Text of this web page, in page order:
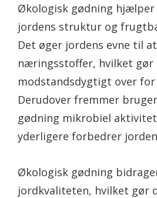
Økologisk gødning
jordens struktur og
Det øger jordens evne til
næringsstoffer, hvilket gør
modstandsdygtigt over
Derudover fremmer
gødning mikrobiel
yderligere forbedrer
Økologisk gødning
jordkvaliteten, hvilket gør